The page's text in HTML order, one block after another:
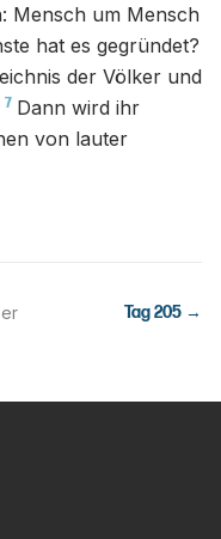
Mensch um Mensch
hat es gegründet?
der Völker und
7 Dann wird ihr
von lauter
Tag205 →